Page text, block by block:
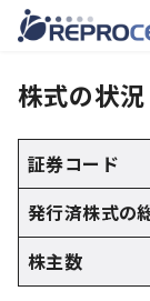
株式の状
証券コード
発行済株式の
株主数